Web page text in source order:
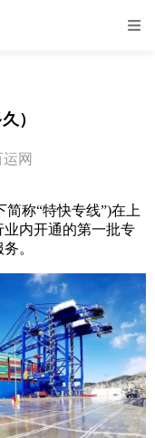
确定
）
网
称“特快专线”)在上
内开通的第一批专
。